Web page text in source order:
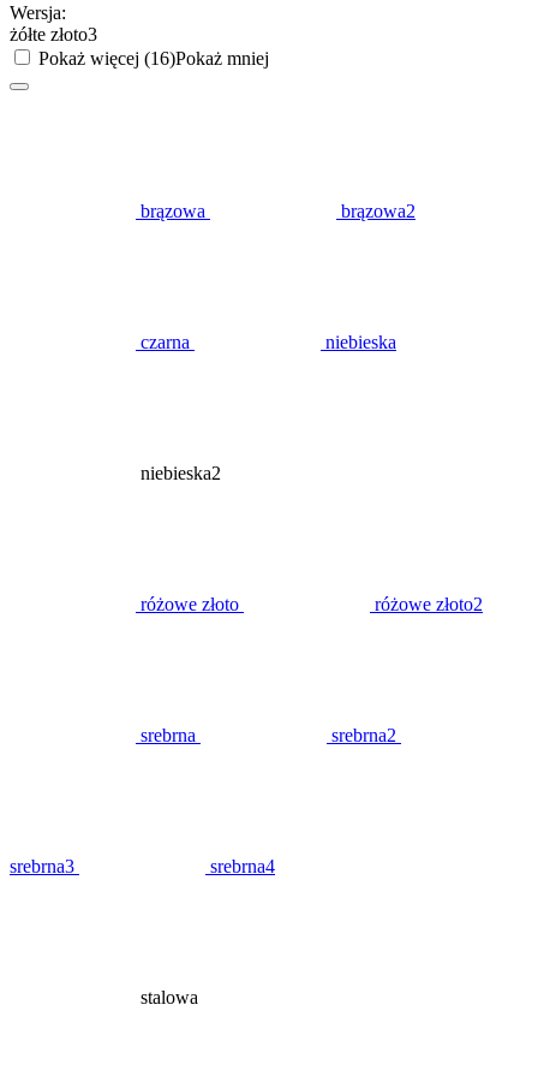
Wersja:
żółte złoto3
Pokaż więcej (16)Pokaż mniej
brązowa brązowa2
czarna niebieska
niebieska2
różowe złoto różowe złoto2
srebrna srebrna2
srebrna3 srebrna4
stalowa